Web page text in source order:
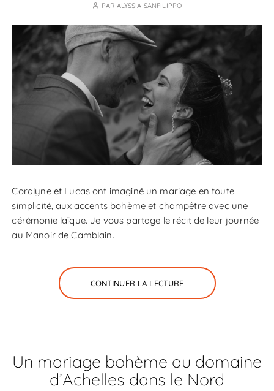
PAR ALYSSIA SANFILIPPO
Coralyne et Lucas ont imaginé un mariage en toute
simplicité, aux accents bohème et champêtre avec une
cérémonie laïque. Je vous partage le récit de leur journée
au Manoir de Camblain.
CONTINUER LA LECTURE
Un mariage bohème au domaine
d’Achelles dans le Nord